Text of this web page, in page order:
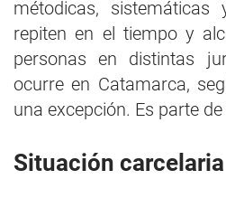
métodicas,
repiten en el tiempo y
personas en distintas
ocurre en Catamarca,
una excepción. Es parte
Situación carcelaria